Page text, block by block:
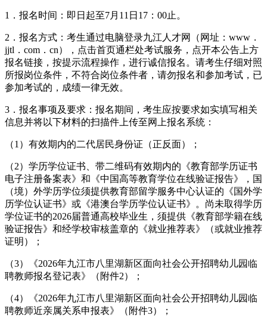
1．报名时间：即日起至7月11日17：00止。
2．报名方式：考生通过电脑登录九江人才网（网址：www．
jjtl．com．cn），点击首页通栏处考试服务，点开本公告上方
报名链接，按提示流程操作，进行诚信报名。请考生仔细对照
所报岗位条件，不符合岗位条件者，请勿报名和参加考试，已
参加考试的，成绩一律无效。
3．报名事项及要求：报名期间，考生应按要求如实填写相关
信息并将以下材料的扫描件上传至网上报名系统：
（1）有效期内的二代居民身份证（正反面）；
（2）学历学位证书、带二维码有效期内的《教育部学历证书
电子注册备案表》和《中国高等教育学位在线验证报告》，国
（境）外学历学位须提供教育部留学服务中心认证的《国外学
历学位认证书》或《港澳台学历学位认证书》。尚未取得学历
学位证书的2026届普通高校毕业生，须提供《教育部学籍在线
验证报告》和经学校审核盖章的《就业推荐表》（或就业推荐
证明）；
（3）《2026年九江市八里湖新区面向社会公开招聘幼儿园临
聘教师报名登记表》（附件2）；
（4）《2026年九江市八里湖新区面向社会公开招聘幼儿园临
聘教师近亲属关系申报表》（附件3）；